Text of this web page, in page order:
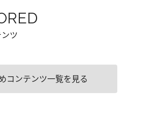
ツ
コンテンツ一覧を見る